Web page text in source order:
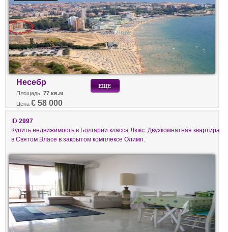
Несебр
Площадь: 77 кв.м
Цена € 58 000
ID 2997
Купить недвижимость в Болгарии класса Люкс. Двухкомнатная квартира
в Святом Власе в закрытом комплексе Олимп.